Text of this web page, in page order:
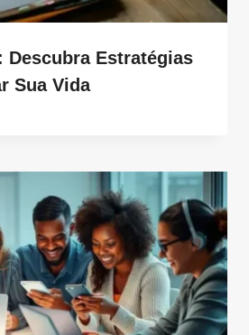
Descubra Estratégias
Sua Vida